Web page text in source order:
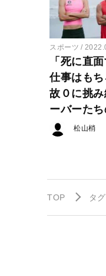
スポーツ
「死に直
仕事はも
故０に挑
ーバーた
松山梢
TOP タ